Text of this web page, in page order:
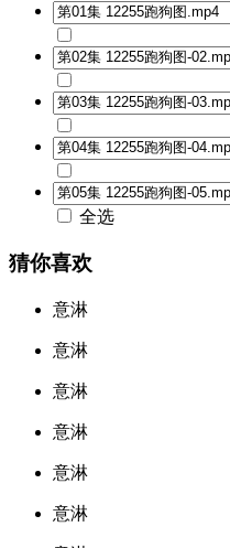
全选
猜你喜欢
意淋
意淋
意淋
意淋
意淋
意淋